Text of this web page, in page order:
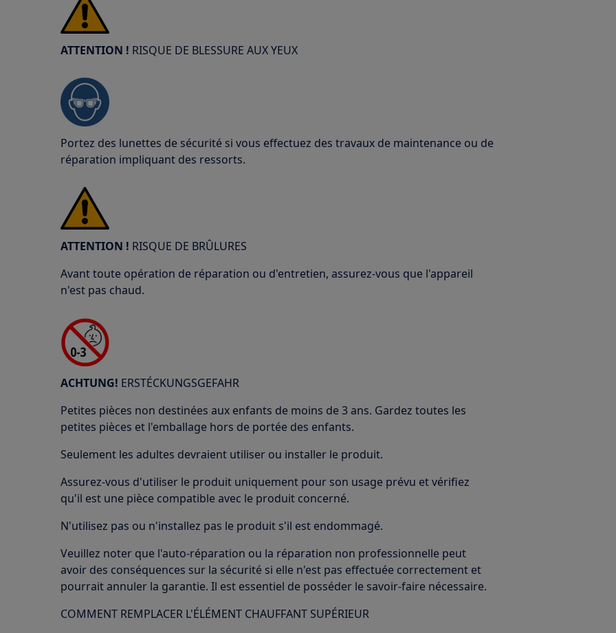
ATTENTION ! RISQUE DE BLESSURE AUX YEUX
Portez des lunettes de sécurité si vous effectuez des travaux de maintenance ou de
réparation impliquant des ressorts.
ATTENTION ! RISQUE DE BRÛLURES
Avant toute opération de réparation ou d'entretien, assurez-vous que l'appareil
n'est pas chaud.
ACHTUNG! ERSTÉCKUNGSGEFAHR
Petites pièces non destinées aux enfants de moins de 3 ans. Gardez toutes les
petites pièces et l'emballage hors de portée des enfants.
Seulement les adultes devraient utiliser ou installer le produit.
Assurez-vous d'utiliser le produit uniquement pour son usage prévu et vérifiez
qu'il est une pièce compatible avec le produit concerné.
N'utilisez pas ou n'installez pas le produit s'il est endommagé.
Veuillez noter que l'auto-réparation ou la réparation non professionnelle peut
avoir des conséquences sur la sécurité si elle n'est pas effectuée correctement et
pourrait annuler la garantie. Il est essentiel de posséder le savoir-faire nécessaire.
COMMENT REMPLACER L'ÉLÉMENT CHAUFFANT SUPÉRIEUR